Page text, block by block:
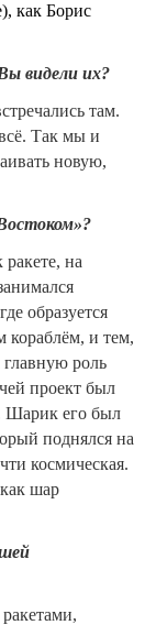
как Борис
видели их?
там.
Так мы и
новую,
на
образуется
и тем,
главную роль
проект был
Шарик его был
поднялся на
космическая.
шар